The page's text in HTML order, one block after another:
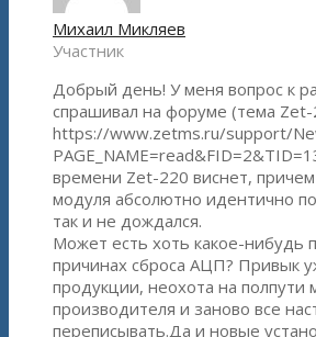
Михаил Микляев
Участник
Добрый день! У меня вопрос к
спрашивал на форуме (тема
https://www.zetms.ru/support/
времени Zet-220 виснет,
модуля абсолютно идентично
так и не дождался.
Может есть хоть какое-нибудь
причинах сброса АЦП? Привык
продукции, неохота на полпути
производителя и заново все
переписывать.Да и новые